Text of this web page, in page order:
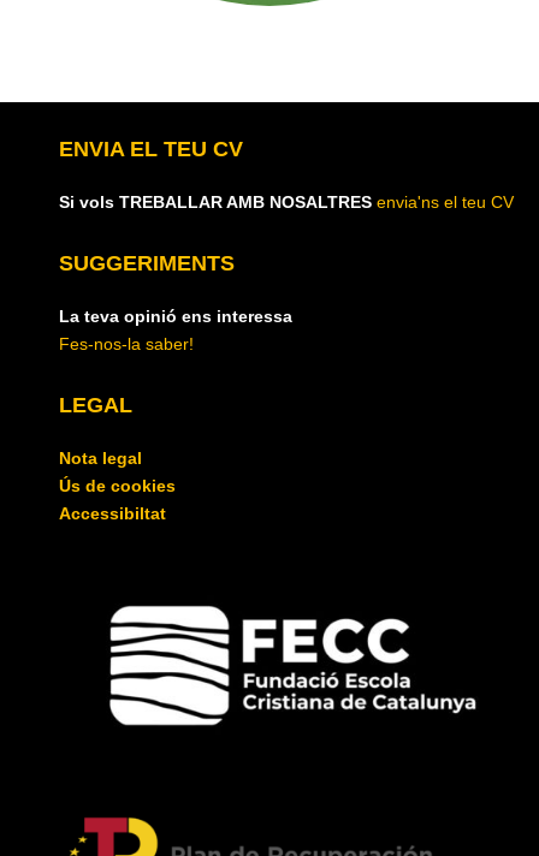
ENVIA EL TEU CV
Si vols TREBALLAR AMB NOSALTRES envia'ns el teu CV
SUGGERIMENTS
La teva opinió ens interessa
Fes-nos-la saber!
LEGAL
Nota legal
Ús de cookies
Accessibiltat